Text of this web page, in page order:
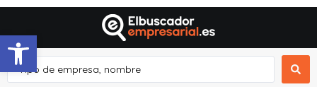
Abrir barra de herramientas